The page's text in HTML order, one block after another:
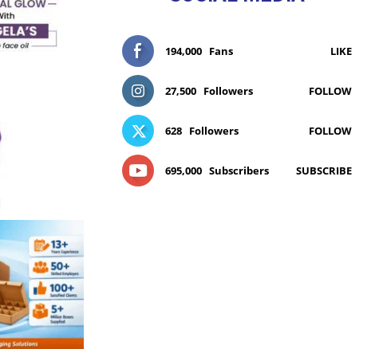
194,000 Fans LIKE
27,500 Followers FOLLOW
628 Followers FOLLOW
695,000 Subscribers SUBSCRIBE